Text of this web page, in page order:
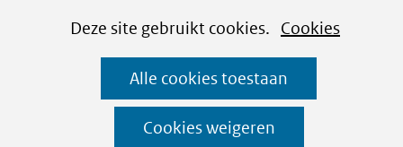
CookiesDeze site gebruikt cookies. Cookies
Alle cookies toestaan
Cookies weigeren
Ga
naar
de
inhoud